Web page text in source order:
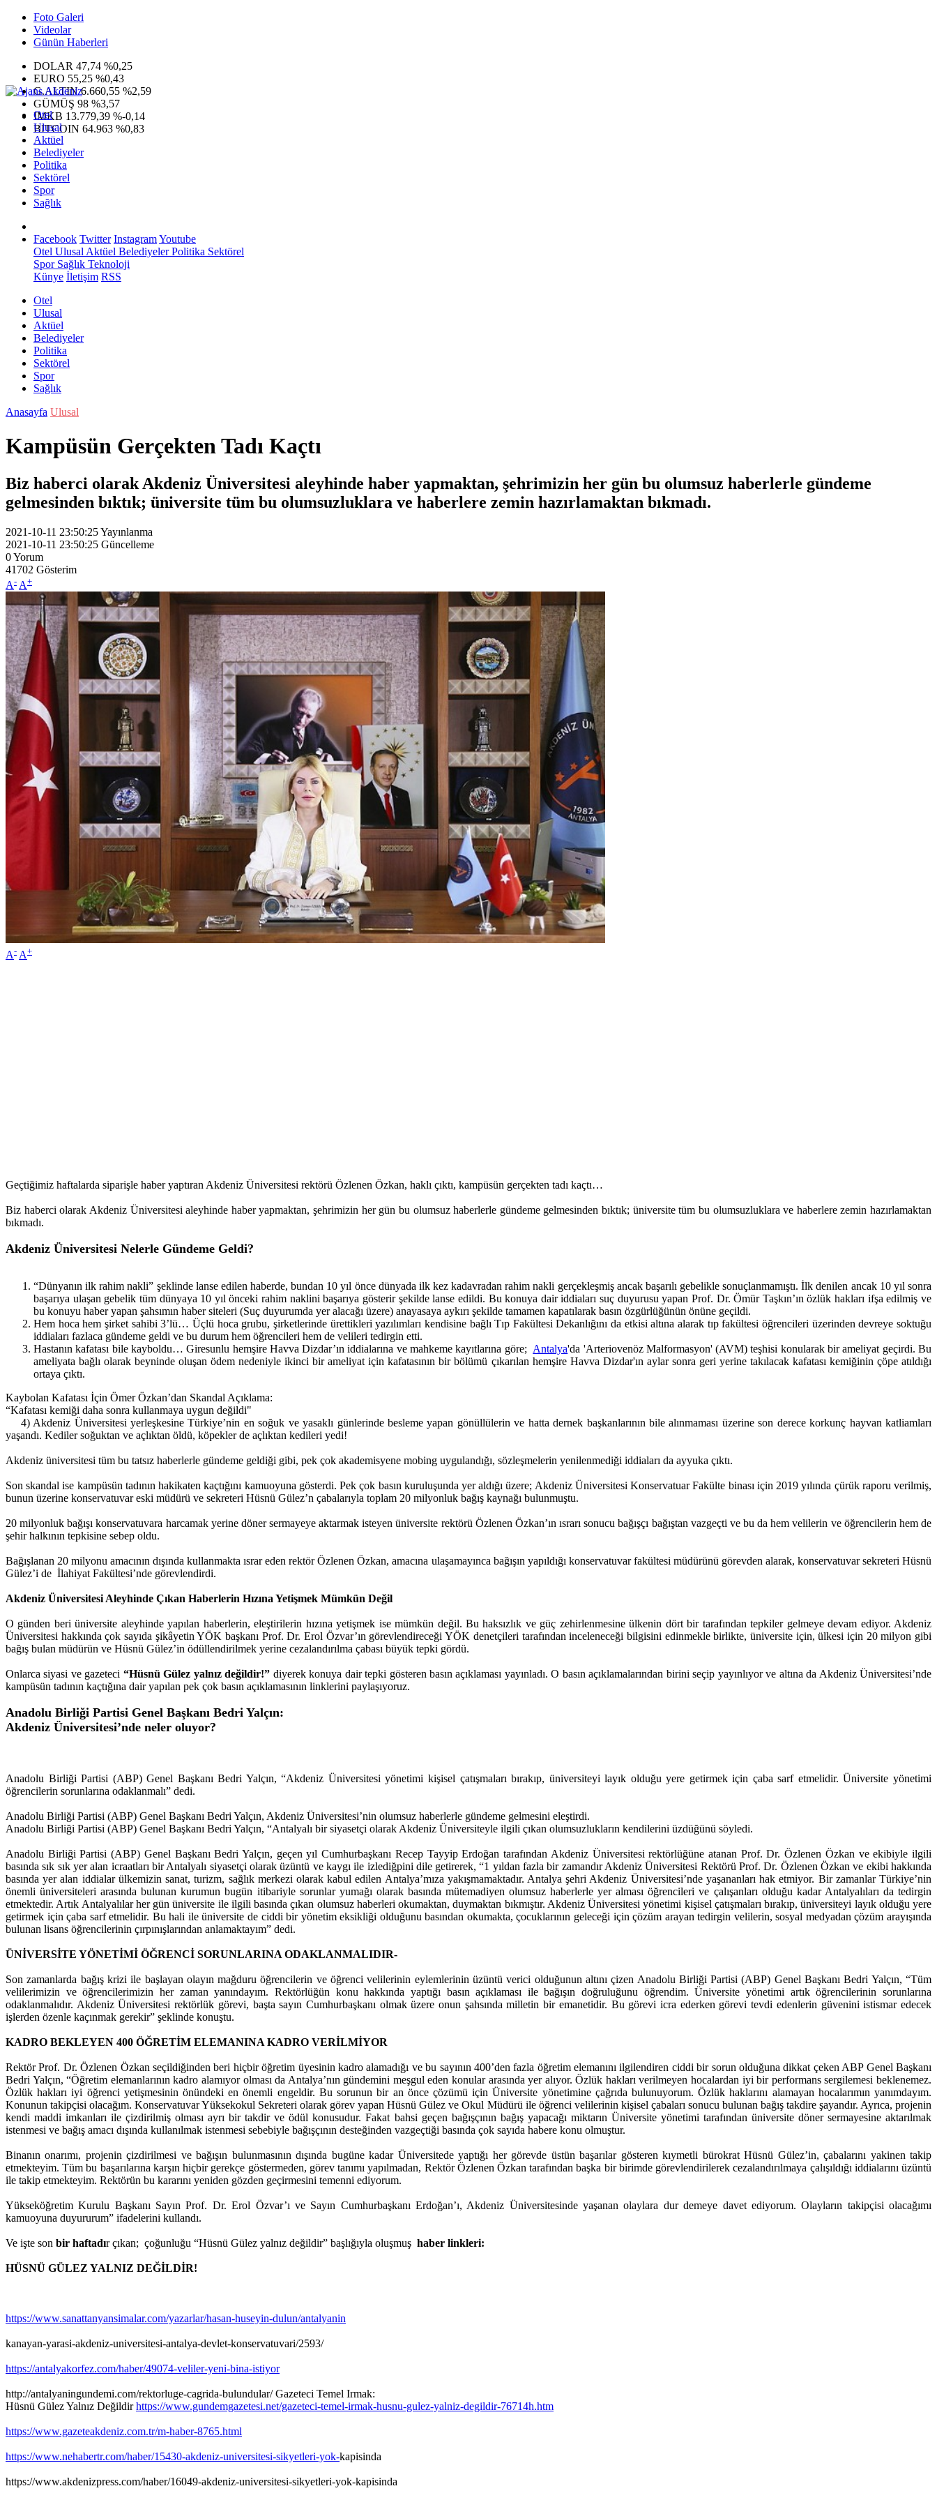
Foto Galeri
Videolar
Günün Haberleri
DOLAR 47,74 %0,25
EURO 55,25 %0,43
G.ALTIN6.660,55 %2,59
GÜMÜŞ 98 %3,57
IMKB 13.779,39 %-0,14
BITCOIN 64.963 %0,83
Otel
Ulusal
Aktüel
Belediyeler
Politika
Sektörel
Spor
Sağlık
Facebook Twitter InstagramYoutube
Otel Ulusal Aktüel BelediyelerPolitika Sektörel
SporSağlık Teknoloji
Künye İletişim RSS
Otel
Ulusal
Aktüel
Belediyeler
Politika
Sektörel
Spor
Sağlık
Anasayfa Ulusal
Kampüsün Gerçekten Tadı Kaçtı
Biz haberci olarak Akdeniz Üniversitesi aleyhinde haber yapmaktan, şehrimizin her gün bu olumsuz haberlerle gündeme
gelmesinden bıktık; üniversite tüm bu olumsuzluklara ve haberlere zemin hazırlamaktan bıkmadı.
2021-10-11 23:50:25Yayınlanma
2021-10-11 23:50:25 Güncelleme
0Yorum
41702 Gösterim
A- A+
A- A+
Geçtiğimiz haftalarda siparişle haber yaptıran Akdeniz Üniversitesi rektörü Özlenen Özkan, haklı çıktı, kampüsün gerçekten tadı kaçtı…
Biz haberci olarak Akdeniz Üniversitesi aleyhinde haber yapmaktan, şehrimizin her gün bu olumsuz haberlerle gündeme gelmesinden bıktık; üniversite tüm bu olumsuzluklara ve haberlere zemin hazırlamaktan
bıkmadı.
Akdeniz Üniversitesi Nelerle Gündeme Geldi?
“Dünyanın ilk rahim nakli” şeklinde lanse edilen haberde, bundan 10 yıl önce dünyada ilk kez kadavradan rahim nakli gerçekleşmiş ancak başarılı gebelikle sonuçlanmamıştı. İlk denilen ancak 10 yıl sonra
başarıya ulaşan gebelik tüm dünyaya 10 yıl önceki rahim naklini başarıya gösterir şekilde lanse edildi. Bu konuya dair iddiaları suç duyurusu yapan Prof. Dr. Ömür Taşkın’ın özlük hakları ifşa edilmiş ve
bu konuyu haber yapan şahsımın haber siteleri (Suç duyurumda yer alacağı üzere) anayasaya aykırı şekilde tamamen kapatılarak basın özgürlüğünün önüne geçildi.
Hem hoca hem şirket sahibi 3’lü… Üçlü hoca grubu, şirketlerinde ürettikleri yazılımları kendisine bağlı Tıp Fakültesi Dekanlığını da etkisi altına alarak tıp fakültesi öğrencileri üzerinden devreye soktuğu
iddiaları fazlaca gündeme geldi ve bu durum hem öğrencileri hem de velileri tedirgin etti.
Hastanın kafatası bile kayboldu… Giresunlu hemşire Havva Dizdar’ın iddialarına ve mahkeme kayıtlarına göre;Antalya'da 'Arteriovenöz Malformasyon' (AVM) teşhisi konularak bir ameliyat geçirdi. Bu
ameliyata bağlı olarak beyninde oluşan ödem nedeniyle ikinci bir ameliyat için kafatasının bir bölümü çıkarılan hemşire Havva Dizdar'ın aylar sonra geri yerine takılacak kafatası kemiğinin çöpe atıldığı
ortaya çıktı.
Kaybolan Kafatası İçin Ömer Özkan’dan Skandal Açıklama:
“Kafatası kemiği daha sonra kullanmaya uygun değildi"
4) Akdeniz Üniversitesi yerleşkesine Türkiye’nin en soğuk ve yasaklı günlerinde besleme yapan gönüllülerin ve hatta dernek başkanlarının bile alınmaması üzerine son derece korkunç hayvan katliamları
yaşandı. Kediler soğuktan ve açlıktan öldü, köpekler de açlıktan kedileri yedi!
Akdeniz üniversitesi tüm bu tatsız haberlerle gündeme geldiği gibi, pek çok akademisyene mobing uygulandığı, sözleşmelerin yenilenmediği iddiaları da ayyuka çıktı.
Son skandal ise kampüsün tadının hakikaten kaçtığını kamuoyuna gösterdi. Pek çok basın kuruluşunda yer aldığı üzere; Akdeniz Üniversitesi Konservatuar Fakülte binası için 2019 yılında çürük raporu verilmiş,
bunun üzerine konservatuvar eski müdürü ve sekreteri Hüsnü Gülez’n çabalarıyla toplam 20 milyonluk bağış kaynağı bulunmuştu.
20 milyonluk bağışı konservatuvara harcamak yerine döner sermayeye aktarmak isteyen üniversite rektörü Özlenen Özkan’ın ısrarı sonucu bağışçı bağıştan vazgeçti ve bu da hem velilerin ve öğrencilerin hem de
şehir halkının tepkisine sebep oldu.
Bağışlanan 20 milyonu amacının dışında kullanmakta ısrar eden rektör Özlenen Özkan, amacına ulaşamayınca bağışın yapıldığı konservatuvar fakültesi müdürünü görevden alarak, konservatuvar sekreteri Hüsnü
Gülez’i de İlahiyat Fakültesi’nde görevlendirdi.
Akdeniz Üniversitesi Aleyhinde Çıkan Haberlerin Hızına Yetişmek Mümkün Değil
O günden beri üniversite aleyhinde yapılan haberlerin, eleştirilerin hızına yetişmek ise mümkün değil. Bu haksızlık ve güç zehirlenmesine ülkenin dört bir tarafından tepkiler gelmeye devam ediyor. Akdeniz
Üniversitesi hakkında çok sayıda şikâyetin YÖK başkanı Prof. Dr. Erol Özvar’ın görevlendireceği YÖK denetçileri tarafından inceleneceği bilgisini edinmekle birlikte, üniversite için, ülkesi için 20 milyon gibi
bağış bulan müdürün ve Hüsnü Gülez’in ödüllendirilmek yerine cezalandırılma çabası büyük tepki gördü.
Onlarca siyasi ve gazeteci “Hüsnü Gülez yalnız değildir!” diyerek konuya dair tepki gösteren basın açıklaması yayınladı. O basın açıklamalarından birini seçip yayınlıyor ve altına da Akdeniz Üniversitesi’nde
kampüsün tadının kaçtığına dair yapılan pek çok basın açıklamasının linklerini paylaşıyoruz.
Anadolu Birliği Partisi Genel Başkanı Bedri Yalçın:
Akdeniz Üniversitesi’nde neler oluyor?
Anadolu Birliği Partisi (ABP) Genel Başkanı Bedri Yalçın, “Akdeniz Üniversitesi yönetimi kişisel çatışmaları bırakıp, üniversiteyi layık olduğu yere getirmek için çaba sarf etmelidir. Üniversite yönetimi
öğrencilerin sorunlarına odaklanmalı” dedi.
Anadolu Birliği Partisi (ABP) Genel Başkanı Bedri Yalçın, Akdeniz Üniversitesi’nin olumsuz haberlerle gündeme gelmesini eleştirdi.
Anadolu Birliği Partisi (ABP) Genel Başkanı Bedri Yalçın, “Antalyalı bir siyasetçi olarak Akdeniz Üniversiteyle ilgili çıkan olumsuzlukların kendilerini üzdüğünü söyledi.
Anadolu Birliği Partisi (ABP) Genel Başkanı Bedri Yalçın, geçen yıl Cumhurbaşkanı Recep Tayyip Erdoğan tarafından Akdeniz Üniversitesi rektörlüğüne atanan Prof. Dr. Özlenen Özkan ve ekibiyle ilgili
basında sık sık yer alan icraatları bir Antalyalı siyasetçi olarak üzüntü ve kaygı ile izlediğpini dile getirerek, “1 yıldan fazla bir zamandır Akdeniz Üniversitesi Rektörü Prof. Dr. Özlenen Özkan ve ekibi hakkında
basında yer alan iddialar ülkemizin sanat, turizm, sağlık merkezi olarak kabul edilen Antalya’mıza yakışmamaktadır. Antalya şehri Akdeniz Üniversitesi’nde yaşananları hak etmiyor. Bir zamanlar Türkiye’nin
önemli üniversiteleri arasında bulunan kurumun bugün itibariyle sorunlar yumağı olarak basında mütemadiyen olumsuz haberlerle yer alması öğrencileri ve çalışanları olduğu kadar Antalyalıları da tedirgin
etmektedir. Artık Antalyalılar her gün üniversite ile ilgili basında çıkan olumsuz haberleri okumaktan, duymaktan bıkmıştır. Akdeniz Üniversitesi yönetimi kişisel çatışmaları bırakıp, üniversiteyi layık olduğu yere
getirmek için çaba sarf etmelidir. Bu hali ile üniversite de ciddi bir yönetim eksikliği olduğunu basından okumakta, çocuklarının geleceği için çözüm arayan tedirgin velilerin, sosyal medyadan çözüm arayışında
bulunan lisans öğrencilerinin çırpınışlarından anlamaktayım” dedi.
ÜNİVERSİTE YÖNETİMİ ÖĞRENCİ SORUNLARINA ODAKLANMALIDIR-
Son zamanlarda bağış krizi ile başlayan olayın mağduru öğrencilerin ve öğrenci velilerinin eylemlerinin üzüntü verici olduğunun altını çizen Anadolu Birliği Partisi (ABP) Genel Başkanı Bedri Yalçın, “Tüm
velilerimizin ve öğrencilerimizin her zaman yanındayım. Rektörlüğün konu hakkında yaptığı basın açıklaması ile bağışın doğruluğunu öğrendim. Üniversite yönetimi artık öğrencilerinin sorunlarına
odaklanmalıdır. Akdeniz Üniversitesi rektörlük görevi, başta sayın Cumhurbaşkanı olmak üzere onun şahsında milletin bir emanetidir. Bu görevi icra ederken görevi tevdi edenlerin güvenini istismar edecek
işlerden özenle kaçınmak gerekir” şeklinde konuştu.
KADRO BEKLEYEN 400 ÖĞRETİM ELEMANINA KADRO VERİLMİYOR
Rektör Prof. Dr. Özlenen Özkan seçildiğinden beri hiçbir öğretim üyesinin kadro alamadığı ve bu sayının 400’den fazla öğretim elemanını ilgilendiren ciddi bir sorun olduğuna dikkat çeken ABP Genel Başkanı
Bedri Yalçın, “Öğretim elemanlarının kadro alamıyor olması da Antalya’nın gündemini meşgul eden konular arasında yer alıyor. Özlük hakları verilmeyen hocalardan iyi bir performans sergilemesi beklenemez.
Özlük hakları iyi öğrenci yetişmesinin önündeki en önemli engeldir. Bu sorunun bir an önce çözümü için Üniversite yönetimine çağrıda bulunuyorum. Özlük haklarını alamayan hocalarımın yanımdayım.
Konunun takipçisi olacağım. Konservatuvar Yüksekokul Sekreteri olarak görev yapan Hüsnü Gülez ve Okul Müdürü ile öğrenci velilerinin kişisel çabaları sonucu bulunan bağış takdire şayandır. Ayrıca, projenin
kendi maddi imkanları ile çizdirilmiş olması ayrı bir takdir ve ödül konusudur. Fakat bahsi geçen bağışçının bağış yapacağı miktarın Üniversite yönetimi tarafından üniversite döner sermayesine aktarılmak
istenmesi ve bağış amacı dışında kullanılmak istenmesi sebebiyle bağışçının desteğinden vazgeçtiği basında çok sayıda habere konu olmuştur.
Binanın onarımı, projenin çizdirilmesi ve bağışın bulunmasının dışında bugüne kadar Üniversitede yaptığı her görevde üstün başarılar gösteren kıymetli bürokrat Hüsnü Gülez’in, çabalarını yakinen takip
etmekteyim. Tüm bu başarılarına karşın hiçbir gerekçe göstermeden, görev tanımı yapılmadan, Rektör Özlenen Özkan tarafından başka bir birimde görevlendirilerek cezalandırılmaya çalışıldığı iddialarını üzüntü
ile takip etmekteyim. Rektörün bu kararını yeniden gözden geçirmesini temenni ediyorum.
Yükseköğretim Kurulu Başkanı Sayın Prof. Dr. Erol Özvar’ı ve Sayın Cumhurbaşkanı Erdoğan’ı, Akdeniz Üniversitesinde yaşanan olaylara dur demeye davet ediyorum. Olayların takipçisi olacağımı
kamuoyuna duyururum” ifadelerini kullandı.
Ve işte son bir haftadır çıkan; çoğunluğu “Hüsnü Gülez yalnız değildir” başlığıyla oluşmuş haber linkleri:
HÜSNÜ GÜLEZ YALNIZ DEĞİLDİR!
https://www.sanattanyansimalar.com/yazarlar/hasan-huseyin-dulun/antalyanin
kanayan-yarasi-akdeniz-universitesi-antalya-devlet-konservatuvari/2593/
https://antalyakorfez.com/haber/49074-veliler-yeni-bina-istiyor
http://antalyaningundemi.com/rektorluge-cagrida-bulundular/ Gazeteci Temel Irmak:
Hüsnü Gülez Yalnız Değildirhttps://www.gundemgazetesi.net/gazeteci-temel-irmak-husnu-gulez-yalniz-degildir-76714h.htm
https://www.gazeteakdeniz.com.tr/m-haber-8765.html
https://www.nehabertr.com/haber/15430-akdeniz-universitesi-sikyetleri-yok-kapisinda
https://www.akdenizpress.com/haber/16049-akdeniz-universitesi-sikyetleri-yok-kapisinda